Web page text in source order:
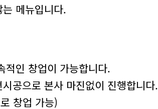
메뉴입니다.
적인 창업이 가능합니다.
공으로 본사 마진없이 진행합니다.
창업 가능)